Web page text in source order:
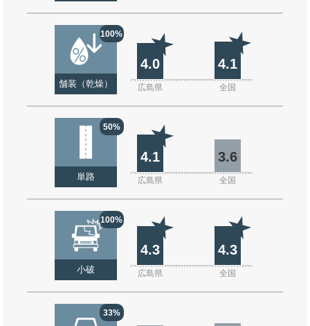
100%
舗装（乾燥）
4.0 4.1
広島県 全国
50%
単路
4.1 3.6
広島県 全国
100%
小破
4.3 4.3
広島県 全国
33%